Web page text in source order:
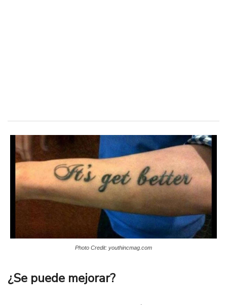
Photo Credit: youthincmag.com
¿Se puede mejorar?